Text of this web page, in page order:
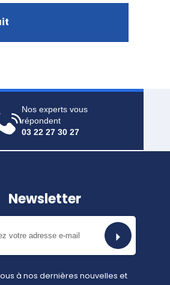
Nos experts vous
répondent
03 22 27 30 27
Newsletter
à nos dernières nouvelles et